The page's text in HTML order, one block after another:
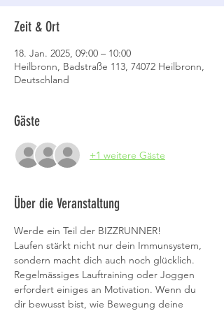
Zeit & Ort
18. Jan. 2025, 09:00 – 10:00
Heilbronn, Badstraße 113, 74072 Heilbronn,
Deutschland
Gäste
+1 weitere Gäste
Über die Veranstaltung
Werde ein Teil der BIZZRUNNER!
Laufen stärkt nicht nur dein Immunsystem,
sondern macht dich auch noch glücklich.
Regelmässiges Lauftraining oder Joggen
erfordert einiges an Motivation. Wenn du
dir bewusst bist, wie Bewegung deine